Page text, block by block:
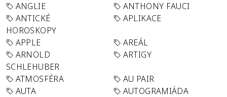
ANGLIE
ANTHONY FAUCI
ANTICKÉ
HOROSKOPY
APLIKACE
APPLE
AREÁL
ARNOLD
SCHLEHUBER
ARTIGY
ATMOSFÉRA
AU PAIR
AUTA
AUTOGRAMIÁDA